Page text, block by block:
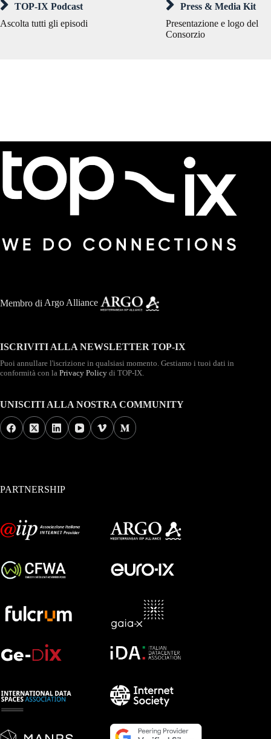
TOP-IX Podcast
Ascolta tutti gli episodi
Press & Media Kit
Presentazione e logo del
Consorzio
Membro di Argo Alliance
ISCRIVITI ALLA NEWSLETTER TOP-IX
Puoi annullare l'iscrizione in qualsiasi momento. Gestiamo i tuoi dati in
conformità con la Privacy Policy di TOP-IX.
UNISCITI ALLA NOSTRA COMMUNITY
PARTNERSHIP